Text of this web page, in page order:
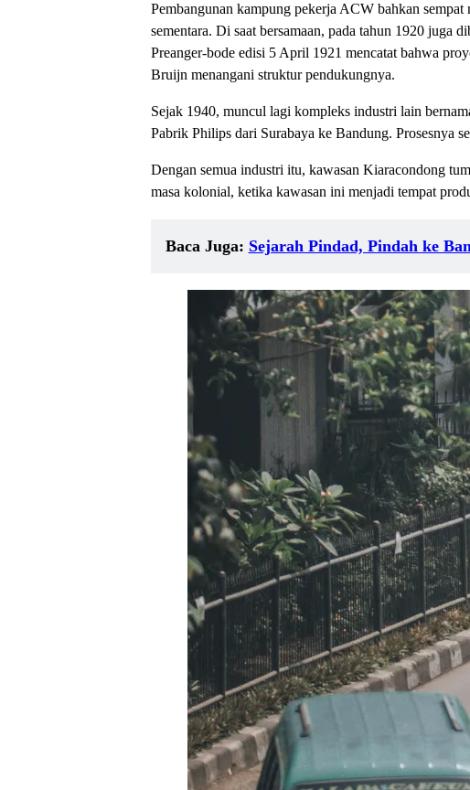
Pembangunan kampung pekerja ACW bahkan
sementara. Di saat bersamaan, pada tahun 1920 juga
Preanger-bode edisi 5 April 1921 mencatat bahwa
Bruijn menangani struktur pendukungnya.
Sejak 1940, muncul lagi kompleks industri lain
Pabrik Philips dari Surabaya ke Bandung. Prosesnya
Dengan semua industri itu, kawasan Kiaracondong
masa kolonial, ketika kawasan ini menjadi tempat
Baca Juga: Sejarah Pindad, Pindah ke